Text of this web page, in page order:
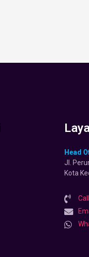
Head
Jl.
Kota